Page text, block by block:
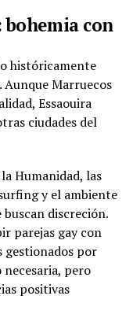
bohemia con
históricamente
Marruecos
Essaouira
ciudades del
Humanidad, las
y el ambiente
discreción.
parejas gay con
gestionados por
necesaria, pero
positivas